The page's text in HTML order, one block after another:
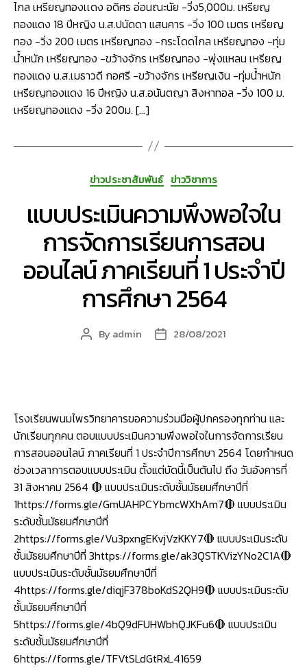
ไกล เหรียญทองเเดง อดิศร อ่อนณะนัย -วิ่ง5,000ม. เหรียญ
ทองแดง 18 ปีหญิง น.ส.ปนัดดา แสนคาร -วิ่ง 100 เมตร เหรียญ
ทอง -วิ่ง 200 เมตร เหรียญทอง -กระโดดไกล เหรียญทอง -ทุ่ม
น้ำหนัก เหรียญทอง -ขว้างจักร เหรียญทอง -พุ่งแหลน เหรียญ
ทองแดง น.ส.เมธาวดี กอศรี -ขว้างจักร เหรียญเงิน -ทุ่มน้ำหนัก
เหรียญทองแดง 16 ปีหญิง น.ส.อนันตญา สิงหาทอล -วิ่ง 100 ม.
เหรียญทองแดง -วิ่ง 200ม. […]
Categories
ข่าวประชาสัมพันธ์ ข่าววิชาการ
แบบประเมินความพึงพอใจใน
การจัดการเรียนการสอน
ออนไลน์ ภาคเรียนที่ 1 ประจำปี
การศึกษา 2564
Post
Byadmin
Post28/08/2021
โรงเรียนพนมไพรวิทยาคารขอความร่วมมือผู้ปกครองทุกท่าน และ
นักเรียนทุกคน ตอบแบบประเมินความพึงพอใจในการจัดการเรียน
การสอนออนไลน์ ภาคเรียนที่ 1 ประจำปีการศึกษา 2564 โดยกำหนด
ช่วงเวลาการตอบแบบประเมิน ตั้งแต่บัดนี้เป็นต้นไป ถึง วันอังคารที่
31 สิงหาคม 2564 🔴 แบบประเมินระดับชั้นมัธยมศึกษาปีที่
1https://forms.gle/GmUAHPCYbmcWXhAm7🔴 แบบประเมิน
ระดับชั้นมัธยมศึกษาปีที่
2https://forms.gle/Vu3pxngEKvjVzKKY7🔴 แบบประเมินระดับ
ชั้นมัธยมศึกษาปีที่ 3https://forms.gle/ak3QSTKVizYNo2C1A🔴
แบบประเมินระดับชั้นมัธยมศึกษาปีที่
4https://forms.gle/diqjF378boKdS2QH9🔴 แบบประเมินระดับ
ชั้นมัธยมศึกษาปีที่
5https://forms.gle/4bQ9dFUHWbhQJKFu6🔴 แบบประเมิน
ระดับชั้นมัธยมศึกษาปีที่
6https://forms.gle/TFVtSLdGtRxL41659